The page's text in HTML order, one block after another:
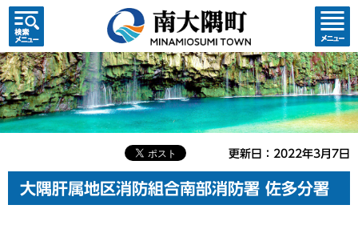
検索・
共通メ
ニュー
コンテ
ンツメ
ニュー
更新日：2022年3月7日
大隅肝属地区消防組合南部消防署 佐多分署